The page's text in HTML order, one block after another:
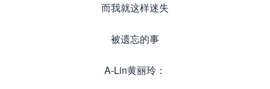
而我就这样迷失
被遗忘的事
A-Lin黄丽玲：